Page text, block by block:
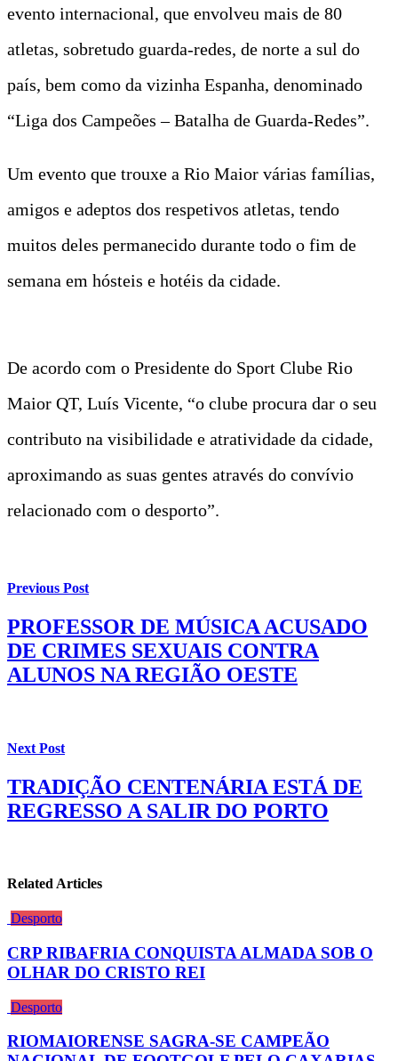
evento internacional, que envolveu mais de 80
atletas, sobretudo guarda-redes, de norte a sul do
país, bem como da vizinha Espanha, denominado
“Liga dos Campeões – Batalha de Guarda-Redes”.
Um evento que trouxe a Rio Maior várias famílias,
amigos e adeptos dos respetivos atletas, tendo
muitos deles permanecido durante todo o fim de
semana em hósteis e hotéis da cidade.
De acordo com o Presidente do Sport Clube Rio
Maior QT, Luís Vicente, “o clube procura dar o seu
contributo na visibilidade e atratividade da cidade,
aproximando as suas gentes através do convívio
relacionado com o desporto”.
Previous Post
PROFESSOR DE MÚSICA ACUSADO
DE CRIMES SEXUAIS CONTRA
ALUNOS NA REGIÃO OESTE
Next Post
TRADIÇÃO CENTENÁRIA ESTÁ DE
REGRESSO A SALIR DO PORTO
Related Articles
Desporto
CRP RIBAFRIA CONQUISTA ALMADA SOB O
OLHAR DO CRISTO REI
Desporto
RIOMAIORENSE SAGRA-SE CAMPEÃO